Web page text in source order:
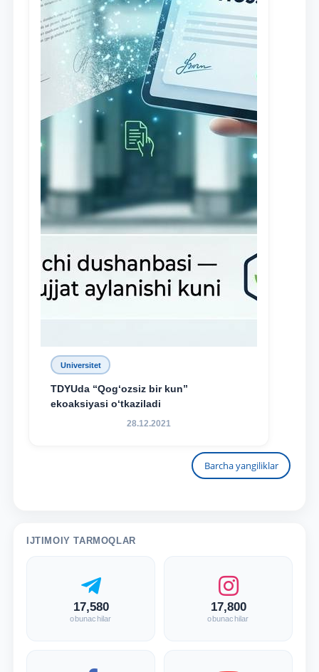
Universitet
TDYUda “Qog‘ozsiz bir kun”
ekoaksiyasi o‘tkaziladi
28.12.2021
Barcha yangiliklar
IJTIMOIY TARMOQLAR
17,580
obunachilar
17,800
obunachilar